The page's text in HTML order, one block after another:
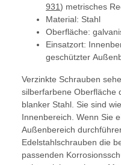
931) metrisches
Material: Stahl
Oberfläche:
Einsatzort:
geschützter
Verzinkte Schrauben
silberfarbene Oberfläche
blanker Stahl. Sie sind
Innenbereich. Wenn Sie
Außenbereich
Edelstahlschrauben die
passenden